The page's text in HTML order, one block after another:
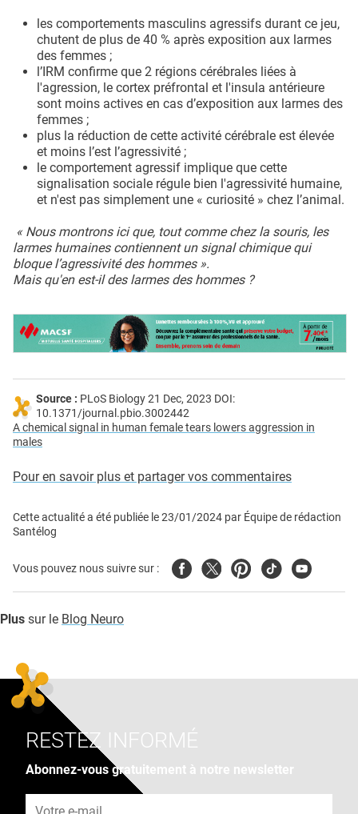
les comportements masculins agressifs durant ce jeu,
chutent de plus de 40 % après exposition aux larmes
des femmes ;
l’IRM confirme que 2 régions cérébrales liées à
l'agression, le cortex préfrontal et l'insula antérieure
sont moins actives en cas d’exposition aux larmes des
femmes ;
plus la réduction de cette activité cérébrale est élevée
et moins l’est l’agressivité ;
le comportement agressif implique que cette
signalisation sociale régule bien l'agressivité humaine,
et n'est pas simplement une « curiosité » chez l’animal.
« Nous montrons ici que, tout comme chez la souris, les
larmes humaines contiennent un signal chimique qui
bloque l’agressivité des hommes ».
Mais qu'en est-il des larmes des hommes ?
Source : PLoS Biology 21 Dec, 2023 DOI:
10.1371/journal.pbio.3002442
A chemical signal in human female tears lowers aggression in
males
Pour en savoir plus et partager vos commentaires
Cette actualité a été publiée le23/01/2024 par Équipe de rédaction
Santélog
Vous pouvez nous suivre sur : FacebookTwitterPinterest
TiktokYoutube
Plus sur le Blog Neuro
RESTEZ INFORMÉ
Abonnez-vous gratuitement à notre newsletter